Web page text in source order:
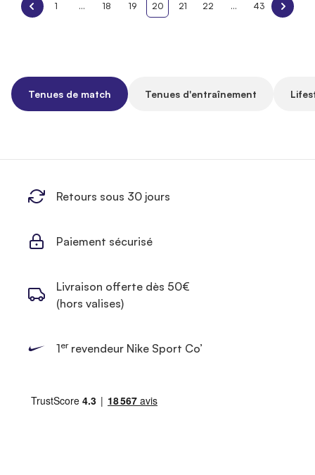
1 ... 18 19 20 21 22 ... 43
Tenues de match Tenues d'entraînement
Retours sous 30 jours
Paiement sécurisé
Livraison offerte dès 50€
(hors valises)
1errevendeur Nike Sport Co’